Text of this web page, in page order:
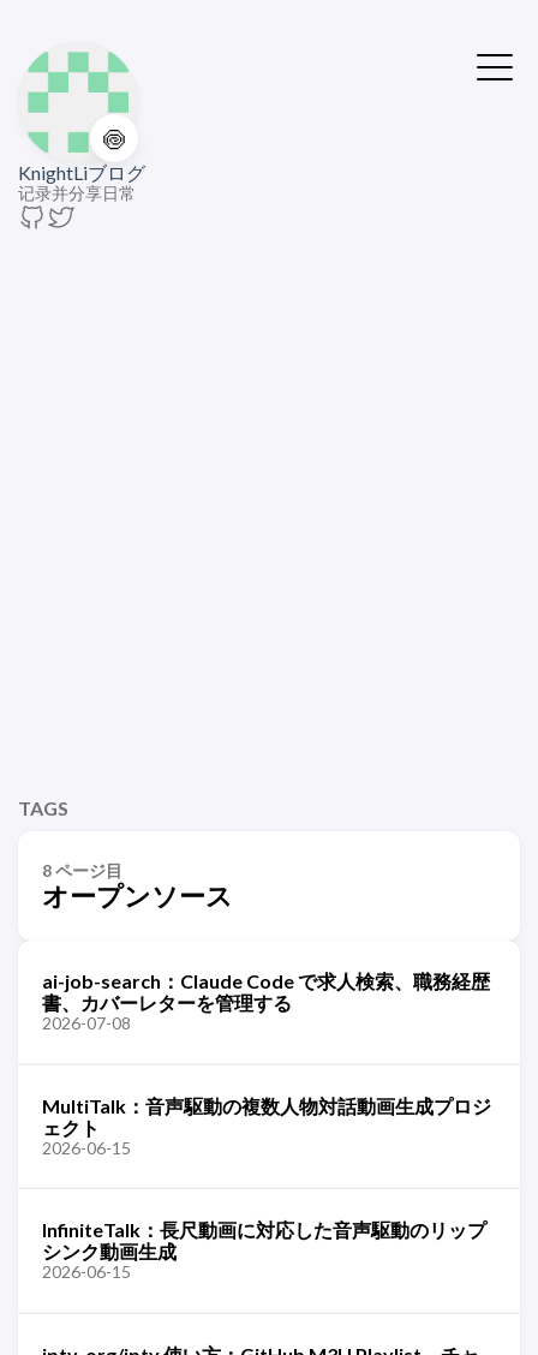
🍥
KnightLiブログ
记录并分享日常
TAGS
8 ページ目
オープンソース
ai-job-search：Claude Code で求人検索、職務経歴
書、カバーレターを管理する
2026-07-08
MultiTalk：音声駆動の複数人物対話動画生成プロジ
ェクト
2026-06-15
InfiniteTalk：長尺動画に対応した音声駆動のリップ
シンク動画生成
2026-06-15